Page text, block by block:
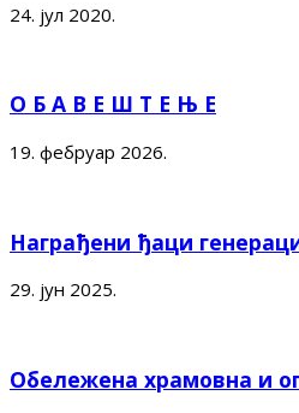
24. јул 2020.
О Б А В Е Ш Т Е Њ Е
19. фебруар 2026.
Награђени ђаци
29. јун 2025.
Обележена храмовна и